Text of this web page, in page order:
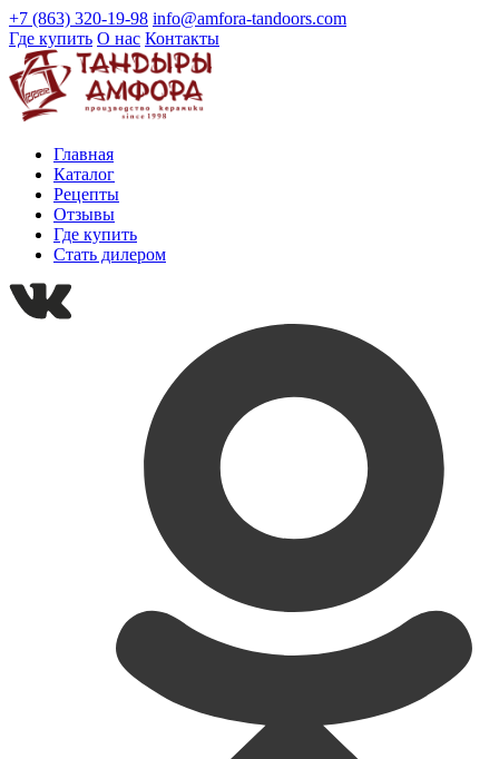
+7 (863) 320-19-98 info@amfora-tandoors.com
Где купить О нас Контакты
Главная
Каталог
Рецепты
Отзывы
Где купить
Стать дилером